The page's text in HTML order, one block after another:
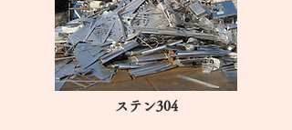
ステン304